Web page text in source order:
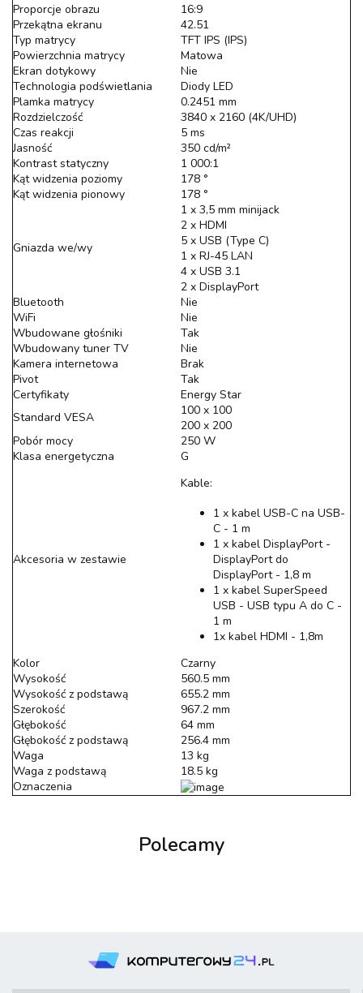
Proporcje obrazu
16:9
Przekątna ekranu
42.51
Typ matrycy
TFT IPS (IPS)
Powierzchnia matrycy
Matowa
Ekran dotykowy
Nie
Technologia podświetlania
Diody LED
Plamka matrycy
0.2451 mm
Rozdzielczość
3840 x 2160 (4K/UHD)
Czas reakcji
5 ms
Jasność
350 cd/m²
Kontrast statyczny
1 000:1
Kąt widzenia poziomy
178 °
Kąt widzenia pionowy
178 °
Gniazda we/wy
1 x 3,5 mm minijack
2 x HDMI
5 x USB (Type C)
1 x RJ-45 LAN
4 x USB 3.1
2 x DisplayPort
Bluetooth
Nie
WiFi
Nie
Wbudowane głośniki
Tak
Wbudowany tuner TV
Nie
Kamera internetowa
Brak
Pivot
Tak
Certyfikaty
Energy Star
Standard VESA
100 x 100
200 x 200
Pobór mocy
250 W
Klasa energetyczna
G
Akcesoria w zestawie
Kable:
1 x kabel USB-C na USB-
C - 1 m
1 x kabel DisplayPort -
DisplayPort do
DisplayPort - 1,8 m
1 x kabel SuperSpeed
USB - USB typu A do C -
1 m
1x kabel HDMI - 1,8m
Kolor
Czarny
Wysokość
560.5 mm
Wysokość z podstawą
655.2 mm
Szerokość
967.2 mm
Głębokość
64 mm
Głębokość z podstawą
256.4 mm
Waga
13 kg
Waga z podstawą
18.5 kg
Oznaczenia
Polecamy